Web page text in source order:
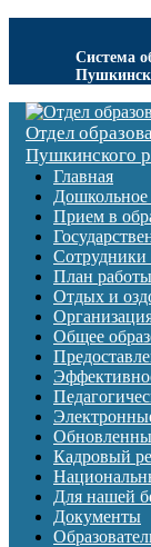
Система
Отдел
Пушкинского
Главная
Дошкольное
Прием в
Сотрудники
План работы
Отдых и
Общее
Кадровый
Для нашей
Документы